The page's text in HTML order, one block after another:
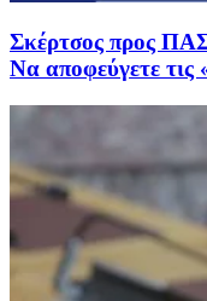
Σκέρτσος προς
Να αποφεύγετε τις